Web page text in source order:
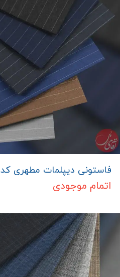
فاستونی دیپلمات مطهری کد 402
اتمام موجودی